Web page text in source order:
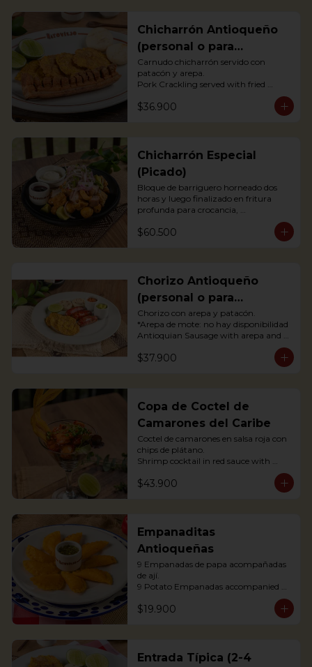
Chicharrón Antioqueño
(personal o para
compartir)
Carnudo chicharrón servido con
patacón y arepa.
Pork Crackling served with fried
*Arepa de mote: no hay disponibilidad
$36.900
Chicharrón Especial
(Picado)
Bloque de barriguero horneado dos
horas y luego finalizado en fritura
profunda para crocancia,
cebolla acevichada y reducción de
crunchiness, accompanied by creole
potatoes, onion and agras reduction.
$60.500
Chorizo Antioqueño
(personal o para
compartir)
Chorizo con arepa y patacón.
*Arepa de mote: no hay disponibilidad
Antioquian Sausage with arepa and
$37.900
Copa de Coctel de
Camarones del Caribe
Coctel de camarones en salsa roja con
chips de plátano.
Shrimp cocktail in red sauce with
$43.900
Empanaditas
Antioqueñas
9 Empanadas de papa acompañadas
de ají.
9 Potato Empanadas accompanied
$19.900
Entrada Típica (2-4